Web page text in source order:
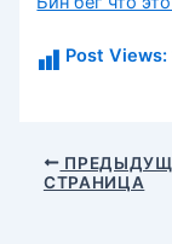
Post Views:
Навигация
СТРАНИЦА